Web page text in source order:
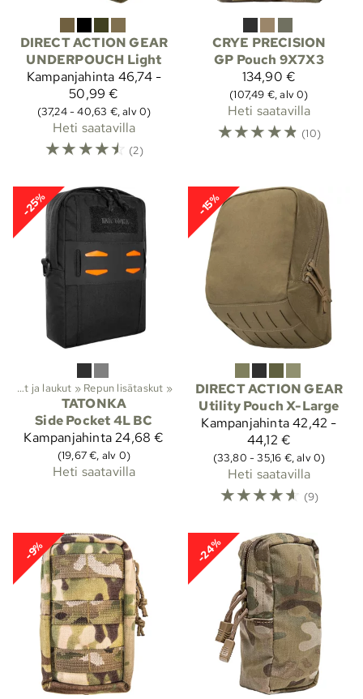
DIRECT ACTION GEAR
UNDERPOUCH Light
Kampanjahinta 46,74 -
50,99 €
(37,24 - 40,63 €, alv 0)
Heti saatavilla
☆☆☆☆☆ (2)
CRYE PRECISION
GP Pouch 9X7X3
134,90 €
(107,49 €, alv 0)
Heti saatavilla
☆☆☆☆☆ (10)
-25%
Reput ja laukut ‪» Repun lisätaskut ‪»
TATONKA
Side Pocket 4L BC
Kampanjahinta24,68 €
(19,67 €, alv 0)
Heti saatavilla
-15%
DIRECT ACTION GEAR
Utility Pouch X-Large
Kampanjahinta42,42 -
44,12 €
(33,80 - 35,16 €, alv 0)
Heti saatavilla
☆☆☆☆☆ (9)
-9% -24%